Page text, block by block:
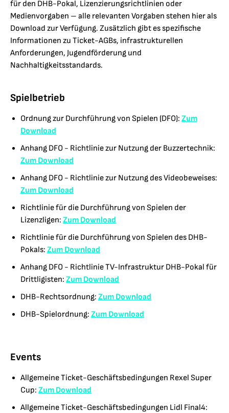
für den DHB-Pokal, Lizenzierungsrichtlinien oder
Medienvorgaben – alle relevanten Vorgaben stehen hier als
Download zur Verfügung. Zusätzlich gibt es spezifische
Informationen zu Ticket-AGBs, infrastrukturellen
Anforderungen, Jugendförderung und
Nachhaltigkeitsstandards.
Spielbetrieb
Ordnung zur Durchführung von Spielen (DFO): Zum
Download
Anhang DFO - Richtlinie zur Nutzung der Buzzertechnik:
Zum Download
Anhang DFO - Richtlinie zur Nutzung des Videobeweises:
Zum Download
Richtlinie für die Durchführung von Spielen der
Lizenzligen: Zum Download
Richtlinie für die Durchführung von Spielen des DHB-
Pokals: Zum Download
Anhang DFO - Richtlinie TV-Infrastruktur DHB-Pokal für
Drittligisten: Zum Download
DHB-Rechtsordnung: Zum Download
DHB-Spielordnung: Zum Download
Events
Allgemeine Ticket-Geschäftsbedingungen Rexel Super
Cup: Zum Download
Allgemeine Ticket-Geschäftsbedingungen Lidl Final4: